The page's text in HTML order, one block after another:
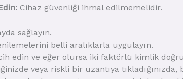
Cihaz güvenliği ihmal edilmemelidir.
sağlayın.
belli aralıklarla uygulayın.
edin ve eğer olursa iki faktörlü kimlik
veya riskli bir uzantıya